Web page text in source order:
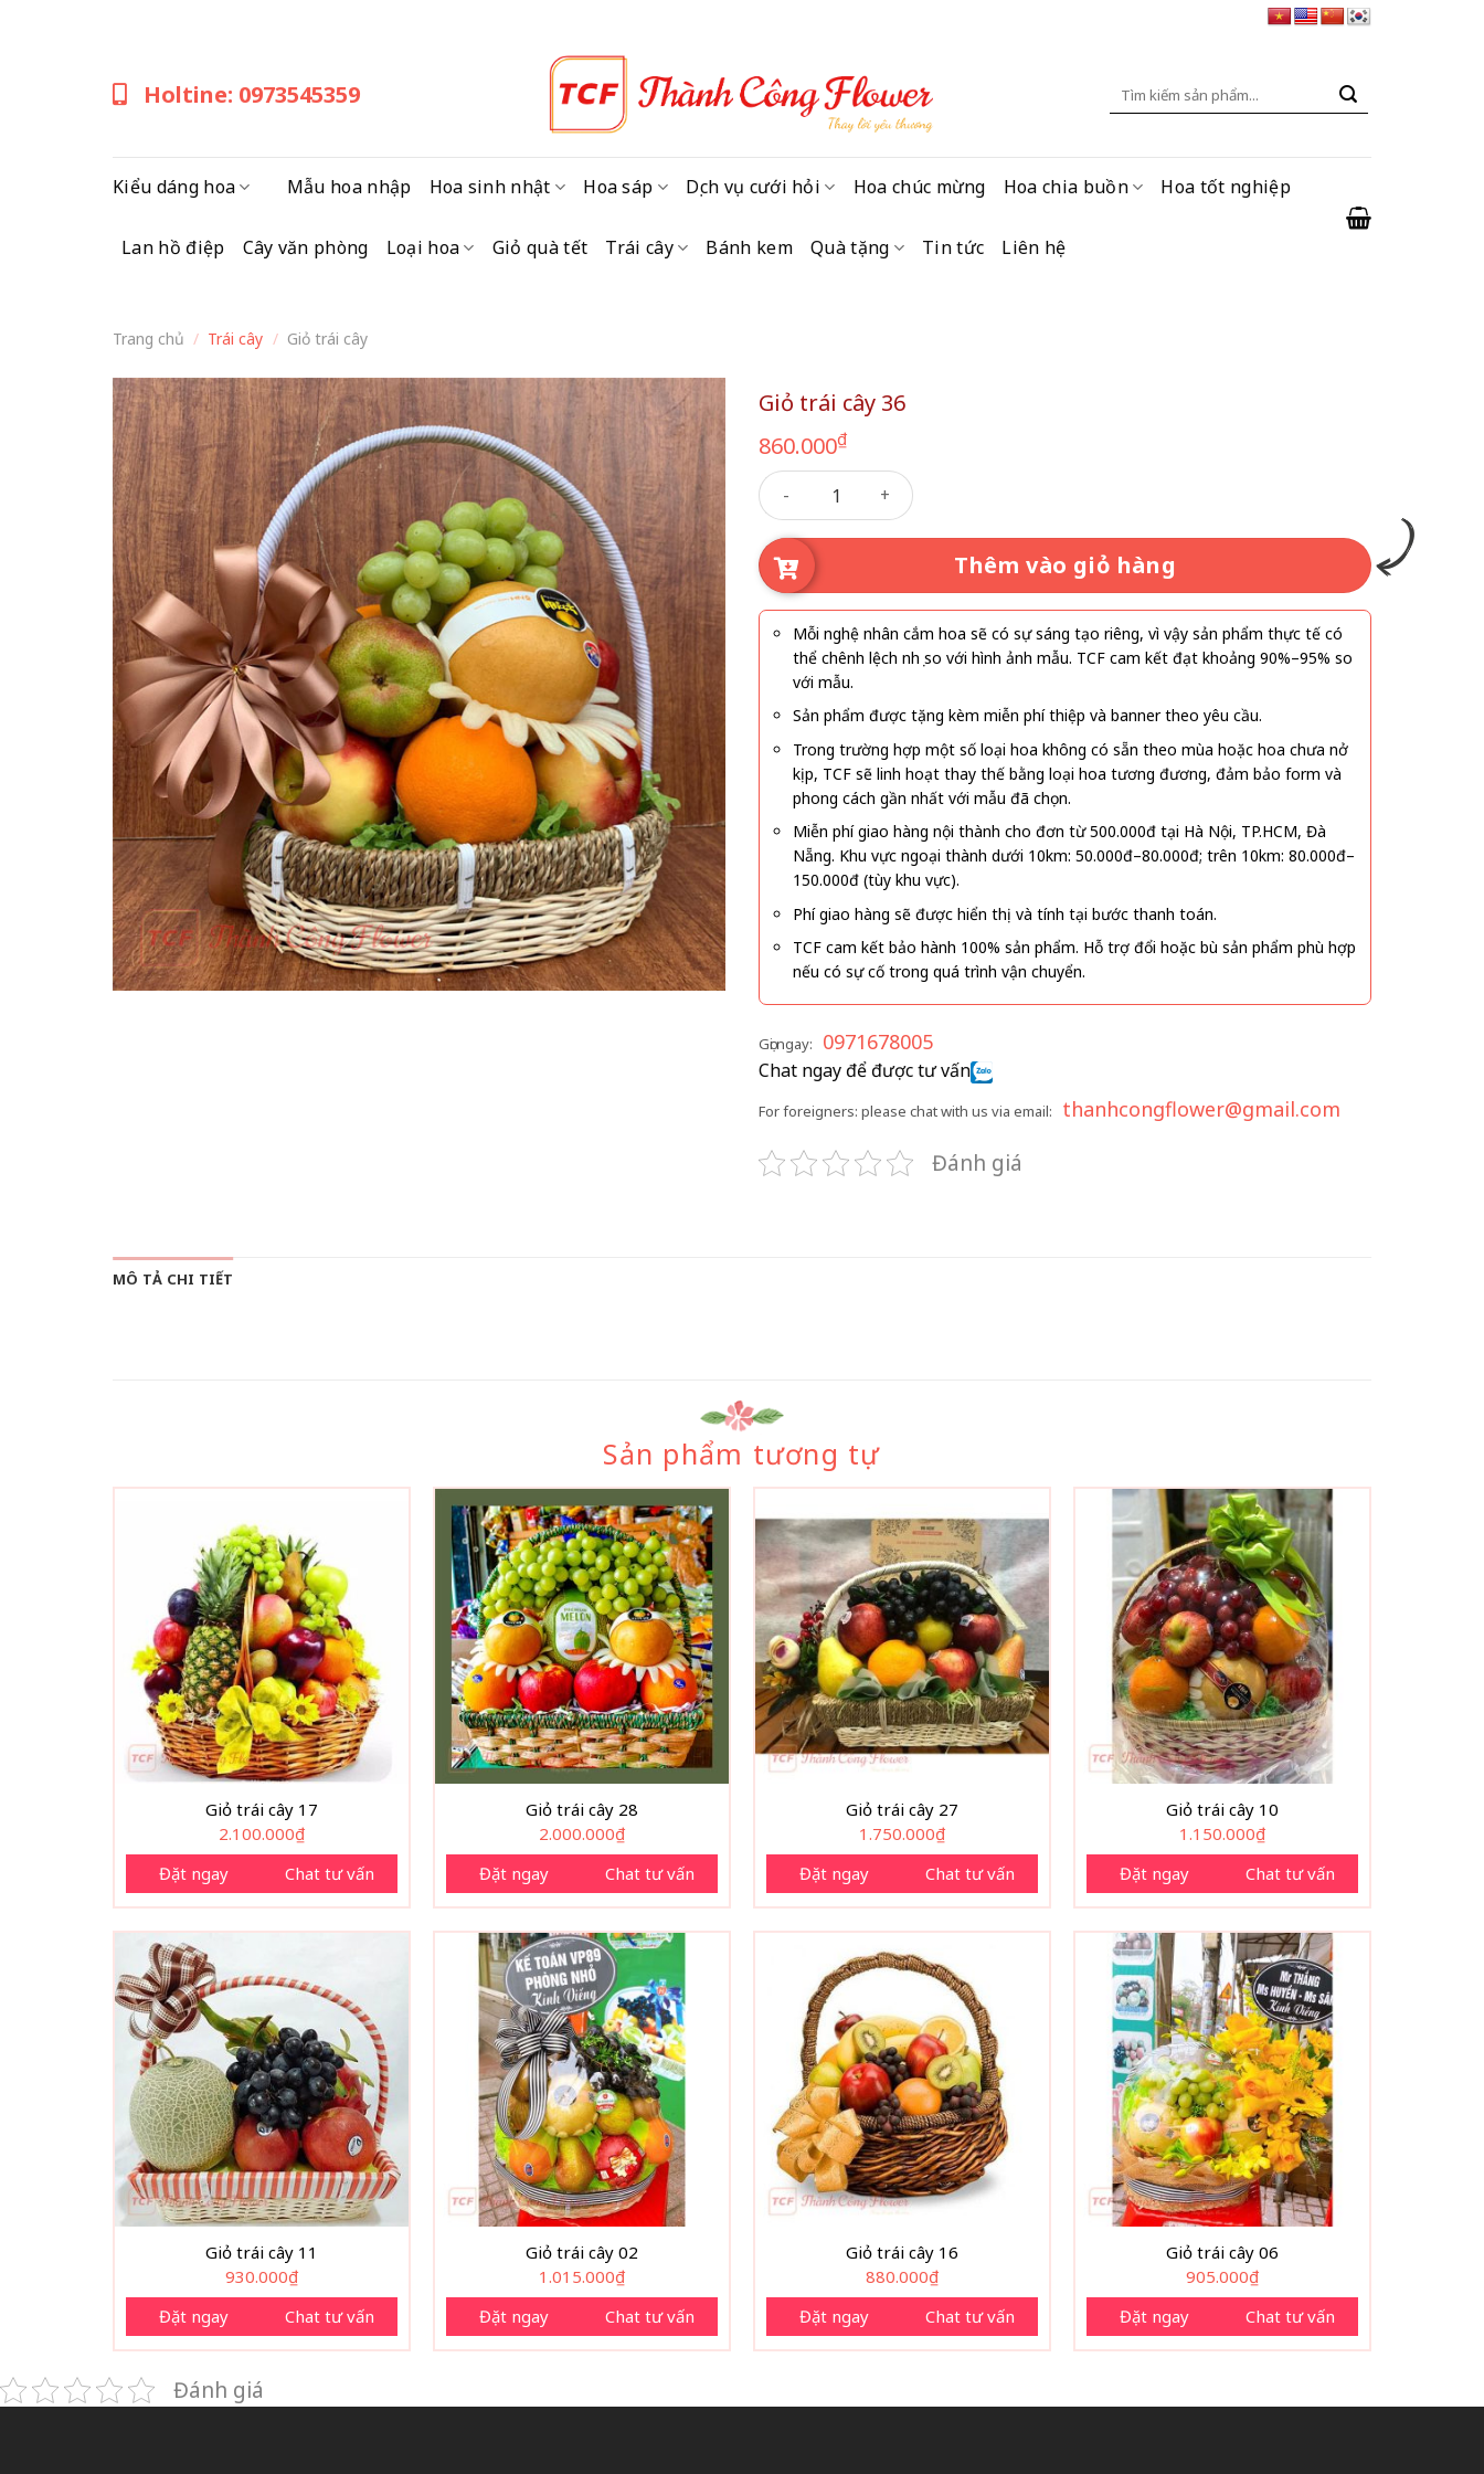
Holtine: 0973545359
Tìm
Kiểu dáng hoa Mẫu hoa nhập Hoa sinh nhật Hoa sáp Dịch vụ cưới hỏi Hoa chúc mừng Hoa chia buồn Hoa tốt nghiệp
Lan hồ điệp Cây văn phòng Loại hoa Giỏ quà tết Trái cây Bánh kem Quà tặng Tin tức Liên hệ
Trang chủ / Trái cây / Giỏ trái cây
Giỏ trái cây 36
860.000₫
Giỏ trái cây 36 số lượng
Thêm vào giỏ hàng
Mỗi nghệ nhân cắm hoa sẽ có sự sáng tạo riêng, vì vậy sản phẩm thực tế có
thể chênh lệch nhẹ so với hình ảnh mẫu. TCF cam kết đạt khoảng 90%–95% so
với mẫu.
Sản phẩm được tặng kèm miễn phí thiệp và banner theo yêu cầu.
Trong trường hợp một số loại hoa không có sẵn theo mùa hoặc hoa chưa nở
kịp, TCF sẽ linh hoạt thay thế bằng loại hoa tương đương, đảm bảo form và
phong cách gần nhất với mẫu đã chọn.
Miễn phí giao hàng nội thành cho đơn từ 500.000đ tại Hà Nội, TP.HCM, Đà
Nẵng. Khu vực ngoại thành dưới 10km: 50.000đ–80.000đ; trên 10km: 80.000đ–
150.000đ (tùy khu vực).
Phí giao hàng sẽ được hiển thị và tính tại bước thanh toán.
TCF cam kết bảo hành 100% sản phẩm. Hỗ trợ đổi hoặc bù sản phẩm phù hợp
nếu có sự cố trong quá trình vận chuyển.
Gọi ngay: 0971678005
Chat ngay để được tư vấn
For foreigners: please chat with us via email: thanhcongflower@gmail.com
Đánh giá
MÔ TẢ CHI TIẾT
Sản phẩm tương tự
Giỏ trái cây 17
2.100.000₫
Đặt ngay
Chat tư vấn
Giỏ trái cây 28
2.000.000₫
Đặt ngay
Chat tư vấn
Giỏ trái cây 27
1.750.000₫
Đặt ngay
Chat tư vấn
Giỏ trái cây 10
1.150.000₫
Đặt ngay
Chat tư vấn
Giỏ trái cây 11
930.000₫
Đặt ngay
Chat tư vấn
Giỏ trái cây 02
1.015.000₫
Đặt ngay
Chat tư vấn
Giỏ trái cây 16
880.000₫
Đặt ngay
Chat tư vấn
Giỏ trái cây 06
905.000₫
Đặt ngay
Chat tư vấn
Đánh giá